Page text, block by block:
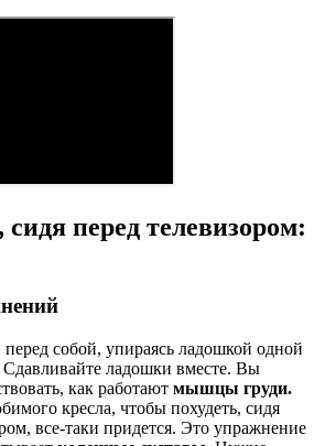
сидя перед телевизором:
перед собой, упираясь ладошкой одной
ладошки вместе. Вы
как работают мышцы груди.
кресла, чтобы похудеть, сидя
все-таки придется. Это упражнение